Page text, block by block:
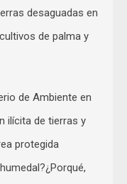
desaguadas en
de palma y
de Ambiente en
ilícita de tierras y
protegida